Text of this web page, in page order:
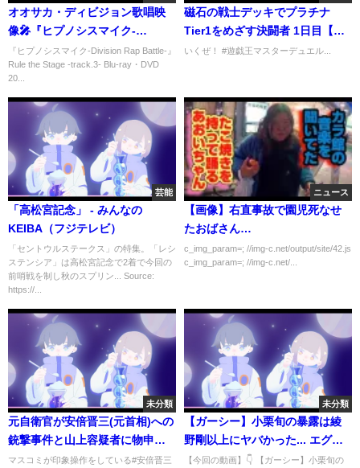
オオサカ・ディビジョン歌唱映
像🎤『ヒプノシスマイク-
Division Rap Battle-』Rule the
Stage ‐track.3‐
『ヒプノシスマイク-Division Rap Battle-』
Rule the Stage -track.3- Blu-ray・DVD
20...
磁石の戦士デッキでプラチナ
Tier1をめざす決闘者 1日目【遊
戯王マスターデュエル】
いくぜ！ #遊戯王マスターデュエル...
芸能
「高松宮記念」 - みんなの
KEIBA（フジテレビ）
「セントウルステークス」の特集。「レシ
ステンシア」は高松宮記念で2着で今回の
前哨戦を制し秋のスプリン... Source:
https://...
ニュース
【画像】右直事故で園児死なせ
たおばさん…
c_img_param=; //img-c.net/output/site/42.js
c_img_param=; //img-c.net/...
未分類
元自衛官が安倍晋三(元首相)への
銃撃事件と山上容疑者に物申
す！
マスコミが印象操作をしている#安倍晋三
未分類
【ガーシー】小栗旬の暴露は綾
野剛以上にヤバかった... エグい
動画も２本あります【切り抜き/
【今回の動画】👇 【ガーシー】小栗旬の